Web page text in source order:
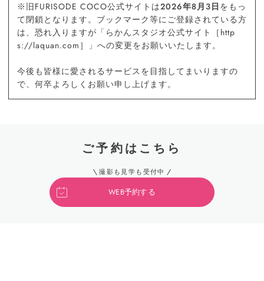
※旧FURISODE COCO公式サイトは2026年8月3日 をもっ
て閉鎖となります。ブックマーク等にご登録されている方
は、恐れ入りますが「らかんスタジオ公式サイト［http
s://laquan.com］」への変更をお願いいたします。
今後も皆様に愛されるサービスを目指してまいりますの
で、何卒よろしくお願い申し上げます。
ご予約はこちら
撮影も見学も受付中
WEB予約する